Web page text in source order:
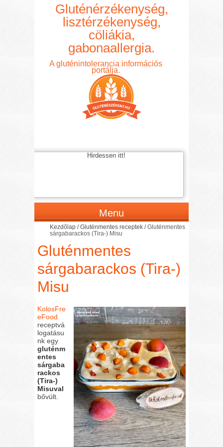
Gluténérzékenység,
lisztérzékenység,
cöliákia,
gabonaallergia.
A gluténintolerancia információs
portálja.
Hirdessen itt!
Menu
Kezdőlap /Gluténmentes receptek /Gluténmentes
sárgabarackos (Tira-) Misu
Gluténmentes
sárgabarackos (Tira-)
Misu
KolosFre
eFood
receptvá
logatásu
nk egy
gluténm
entes
sárgaba
rackos
(Tira-)
Misuval
bővült.